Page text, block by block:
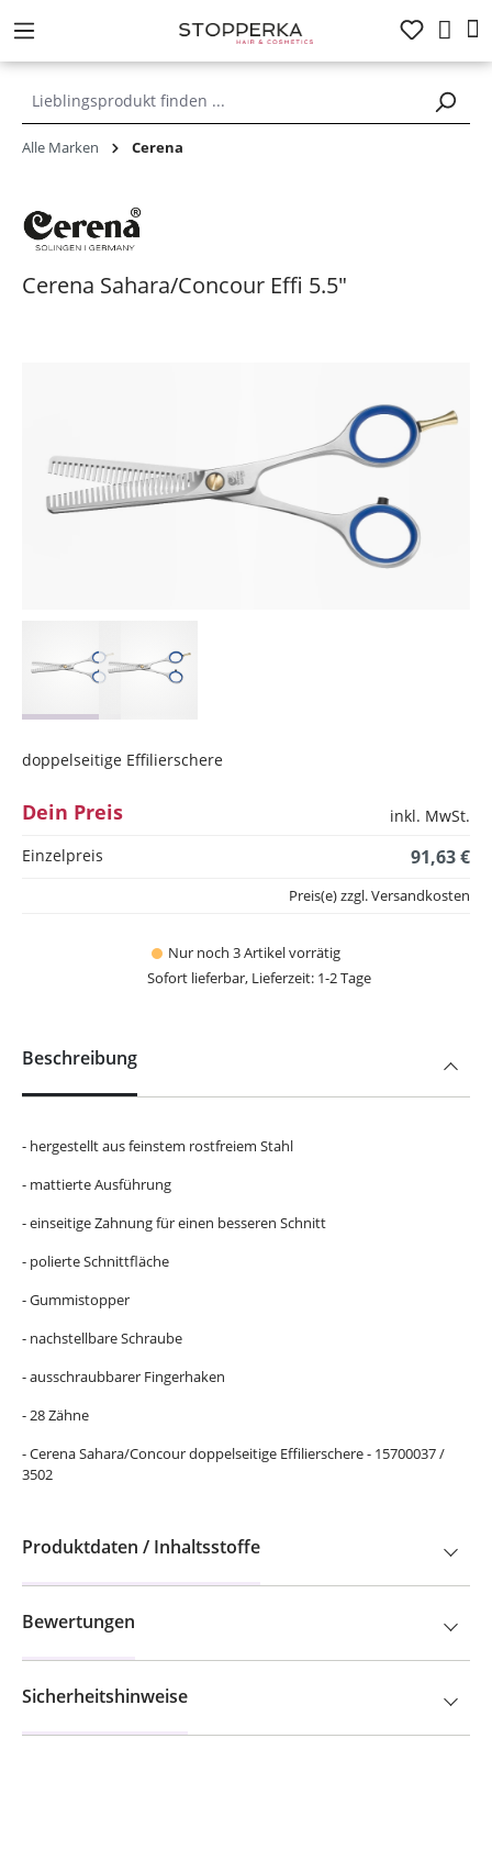
springen
Alle Marken Cerena
Cerena Sahara/Concour Effi 5.5"
doppelseitige Effilierschere
Dein Preis
inkl. MwSt.
Einzelpreis
91,63 €
Nur noch 3 Artikel vorrätig
Sofort lieferbar, Lieferzeit: 1-2 Tage
Preis(e) zzgl. Versandkosten
Beschreibung
- hergestellt aus feinstem rostfreiem Stahl
- mattierte Ausführung
- einseitige Zahnung für einen besseren Schnitt
- polierte Schnittfläche
- Gummistopper
- nachstellbare Schraube
- ausschraubbarer Fingerhaken
- 28 Zähne
- Cerena Sahara/Concour doppelseitige Effilierschere - 15700037 /
3502
Produktdaten / Inhaltsstoffe
Bewertungen
Sicherheitshinweise